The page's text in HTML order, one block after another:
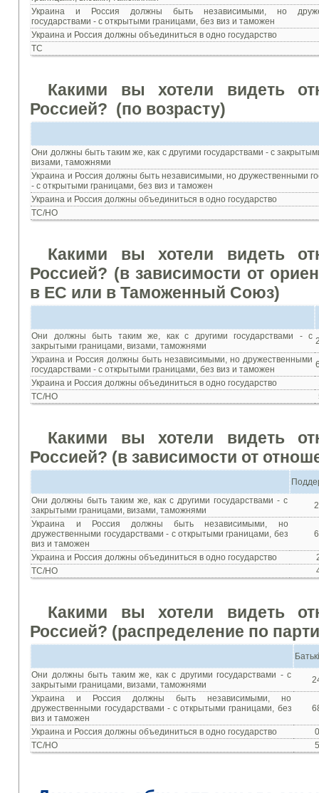
Украина
и Россия должны быть независимыми,
но
государствами - с открытыми границами, без виз и таможен
Украина и Россия должны объединиться в одно государство
ТС
Какими вы хотели
видеть
Россией? (по возрасту)
Они должны быть таким же, как с другими государствами - с
визами, таможнями
Украина и Россия должны быть независимыми, но дружественными
- с открытыми границами, без виз и таможен
Украина и Россия должны объединиться в одно государство
ТС/НО
Какими вы хотели
видеть
Россией? (в зависимости от
в ЕС или в Таможенный Союз)
Они
должны быть таким же, как с другими
государствами - с
закрытыми границами, визами, таможнями
Украина и Россия должны быть независимыми, но дружественными
государствами - с открытыми границами, без виз и таможен
Украина и Россия должны объединиться в одно государство
ТС/НО
Какими вы хотели
видеть
Россией? (в зависимости от
Они должны быть таким же, как с другими государствами - с
закрытыми границами, визами, таможнями
Украина
и Россия должны быть независимыми,
но
дружественными государствами - с открытыми границами, без
виз и таможен
Украина и Россия должны объединиться в одно государство
ТС/НО
Какими вы хотели
видеть
Россией? (распределение по
Они должны быть таким же, как с другими государствами - с
закрытыми границами, визами, таможнями
Украина
и Россия должны быть независимыми,
но
дружественными государствами - с открытыми границами, без
виз и таможен
Украина и Россия должны объединиться в одно государство
ТС/НО